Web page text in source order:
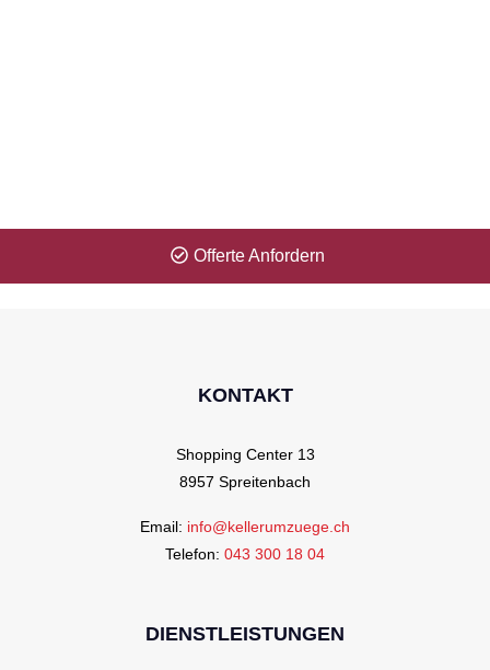
Offerte Anfordern
KONTAKT
Shopping Center 13
8957 Spreitenbach
Email: info@kellerumzuege.ch
Telefon: 043 300 18 04
DIENSTLEISTUNGEN